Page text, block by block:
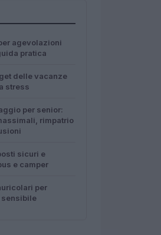
agevolazioni
pratica
delle vacanze
stress
per senior:
rimpatrio
sicuri e
e camper
per
sensibile